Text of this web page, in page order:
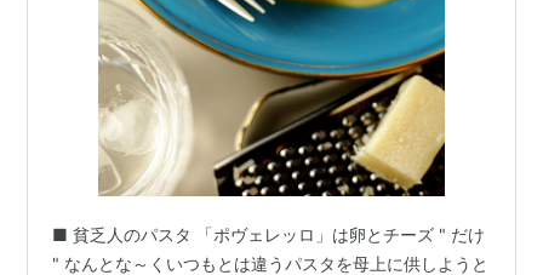
■ 貧乏人のパスタ 「ポヴェレッロ」は卵とチーズ " だけ
" なんとな～くいつもとは違うパスタを母上に供しようと